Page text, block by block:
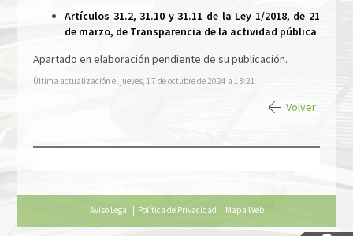
Artículos 31.2, 31.10 y 31.11 de la Ley 1/2018, de 21
de marzo, de Transparencia de la actividad pública
Apartado en elaboración pendiente de su publicación.
Última actualización el jueves, 17 de octubre de 2024 a 13:21
Volver
Aviso Legal| Política de Privacidad Mapa Web